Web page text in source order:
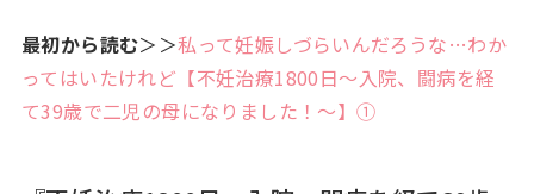
最初から読む＞＞私って妊娠しづらいんだろうな…わか
ってはいたけれど【不妊治療1800日～入院、闘病を経
て39歳で二児の母になりました！～】①